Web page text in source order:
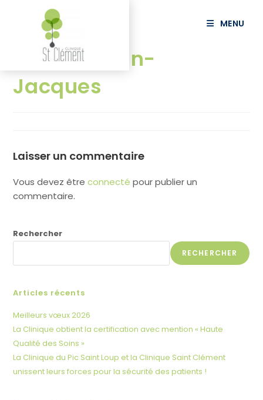
MENU
XAMBO Jean-
Jacques
Laisser un commentaire
Vous devez êtreconnecté pour publier un
commentaire.
Rechercher
RECHERCHER
Articles récents
Meilleurs vœux 2026
La Clinique obtient la certification avec mention « Haute
Qualité des Soins »
La Clinique du Pic Saint Loup et la Clinique Saint Clément
unissent leurs forces pour la sécurité des patients !